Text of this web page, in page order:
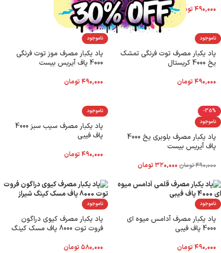
۴۹۰,۰۰۰ تومان ۴۹۰,۰۰۰ تومان
ناموجود
پاد یکبار مصرف توت فرنگی تمشک
یخ 4000 کریستال
۴۹۰,۰۰۰ تومان
ناموجود
پاد یکبار مصرف موز توت فرنگی
4000 پاف آیریس بیست
۴۹۰,۰۰۰ تومان
-35%
ناموجود
پاد یکبار مصرف بلوبری یخ 4000
پاف آیریس بیست
۴۹۰,۰۰۰تومان ۳۲۰,۰۰۰ تومان
ناموجود
پاد یکبار مصرف سیب سبز 4000
پاف فیبی
۴۹۰,۰۰۰ تومان
ناموجود
پاد یکبار مصرف آدامس میوه ای
4000 پاف فیبی
۴۹۰,۰۰۰ تومان
ناموجود
پاد یکبار مصرف کیوی دراگون
فروت توت 8000 پاف مسک کینگ
۵۸۰,۰۰۰ تومان